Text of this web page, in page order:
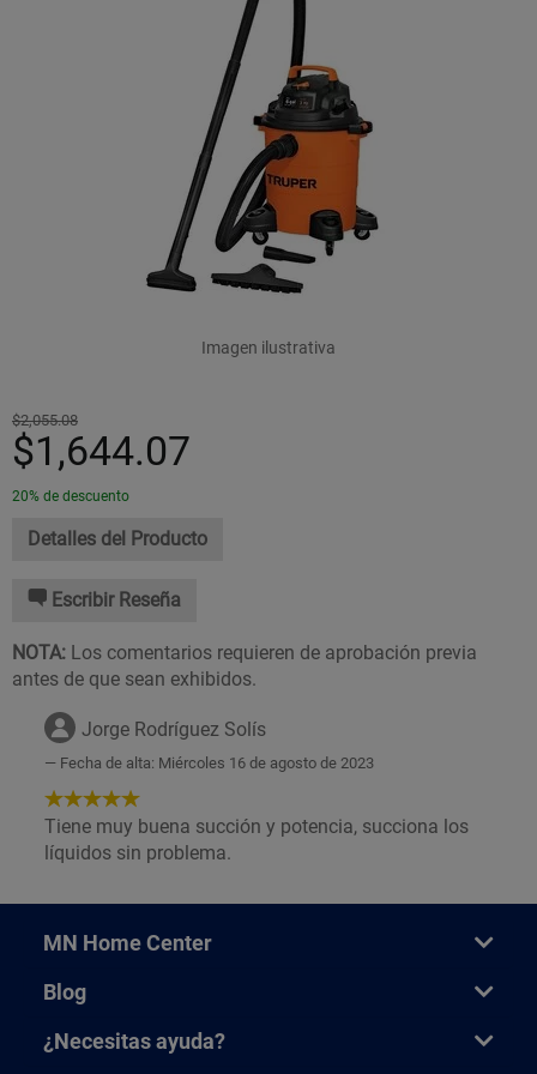
Imagen ilustrativa
$2,055.08
$1,644.07
20% de descuento
Detalles del Producto
Escribir Reseña
NOTA: Los comentarios requieren de aprobación previa
antes de que sean exhibidos.
Jorge Rodríguez Solís
Fecha de alta: Miércoles 16 de agosto de 2023
5
de
5
Tiene muy buena succión y potencia, succiona los
líquidos sin problema.
MN Home Center
Blog
¿Necesitas ayuda?